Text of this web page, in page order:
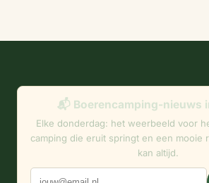
📬 Boerencamping-nieuws
Elke donderdag: het weerbeeld voor
camping die eruit springt en een mooie
kan altijd.